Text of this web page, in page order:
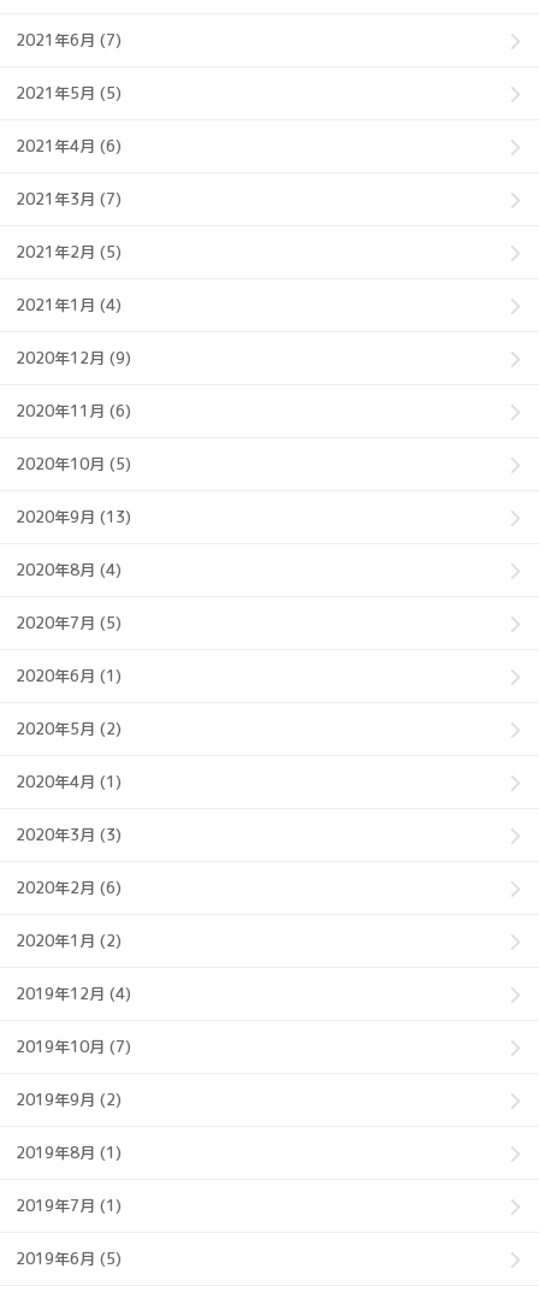
2021年6月 (7)
2021年5月 (5)
2021年4月 (6)
2021年3月 (7)
2021年2月 (5)
2021年1月 (4)
2020年12月 (9)
2020年11月 (6)
2020年10月 (5)
2020年9月 (13)
2020年8月 (4)
2020年7月 (5)
2020年6月 (1)
2020年5月 (2)
2020年4月 (1)
2020年3月 (3)
2020年2月 (6)
2020年1月 (2)
2019年12月 (4)
2019年10月 (7)
2019年9月 (2)
2019年8月 (1)
2019年7月 (1)
2019年6月 (5)